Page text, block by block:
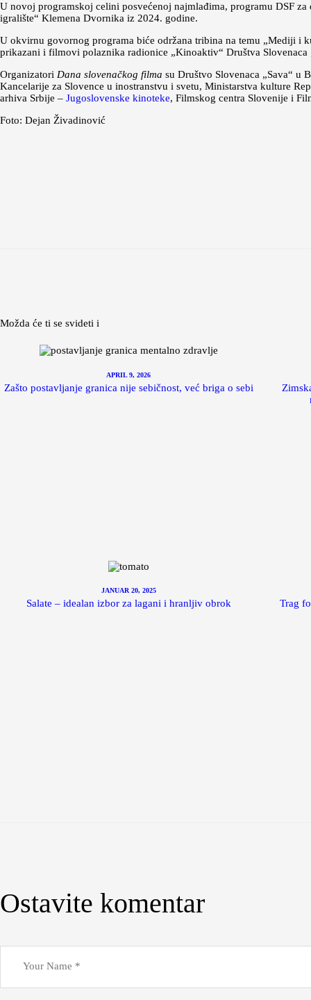
U novoj programskoj celini posvećenoj najmlađima, programu DSF
igralište“ Klemena Dvornika iz 2024. godine.
U okvirnu govornog programa biće održana tribina na temu „Mediji i
prikazani i filmovi polaznika radionice „Kinoaktiv“ Društva Slovenaca
Organizatori Dana slovenačkog filma su Društvo Slovenaca „Sava“ u
Kancelarije za Slovence u inostranstvu i svetu, Ministarstva kulture
arhiva Srbije – Jugoslovenske kinoteke, Filmskog centra Slovenije i
Foto: Dejan Živadinović
Možda će ti se svideti i
APRIL 9, 2026
Zašto postavljanje granica nije sebičnost, već briga o sebi
JANUAR 20, 2025
Salate – idealan izbor za lagani i hranljiv obrok Trag
Ostavite komentar